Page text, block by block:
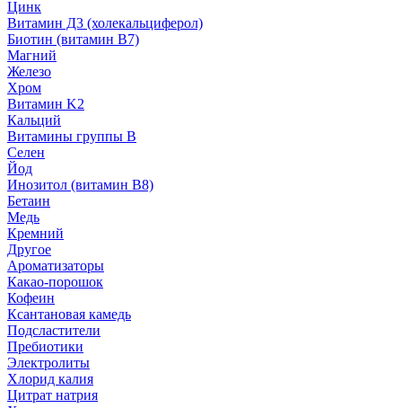
Цинк
Витамин Д3 (холекальциферол)
Биотин (витамин B7)
Магний
Железо
Хром
Витамин K2
Кальций
Витамины группы B
Селен
Йод
Инозитол (витамин B8)
Бетаин
Медь
Кремний
Другое
Ароматизаторы
Какао-порошок
Кофеин
Ксантановая камедь
Подсластители
Пребиотики
Электролиты
Хлорид калия
Цитрат натрия